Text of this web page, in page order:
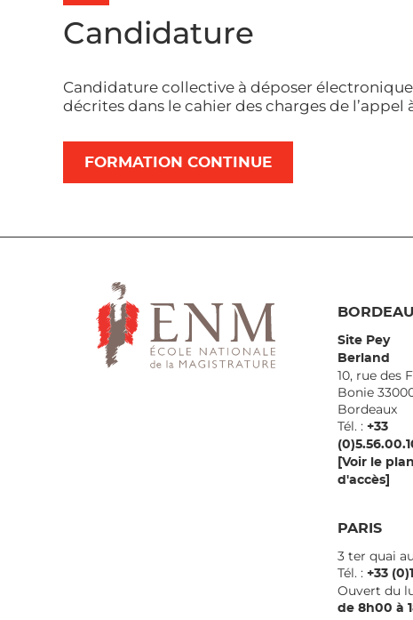
Candidature
Candidature collective à déposer
décrites dans le cahier des charges de l’appel
FORMATION CONTINUE
Site Pey
Berland
10, rue des
Bonie
Bordeaux
Tél. : +33
[Voir le plan
d'accès]
PARIS
3 ter quai
Tél. : +33
Ouvert du
de 8h00 à